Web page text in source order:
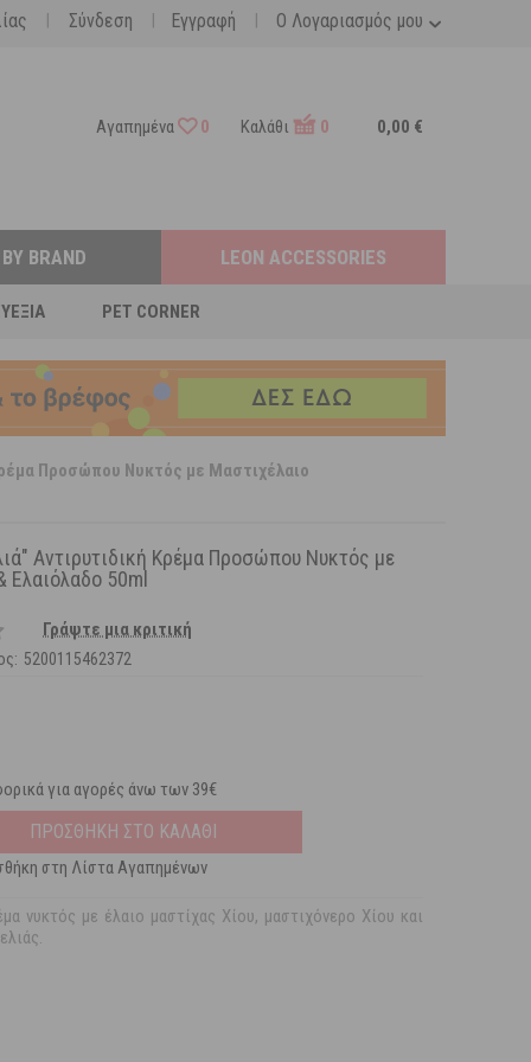
Ο Λογαριασμός μου
| Σύνδεση | Εγγραφή |
Αγαπημένα 0 Καλάθι 0 0,00 €
PET CORNER
BRAND LEON ACCESSORIES
Προσώπου Νυκτός με Μαστιχέλαιο
Αντιρυτιδική Κρέμα Προσώπου Νυκτός με
Ελαιόλαδο 50ml
Γράψτε μια κριτική
5200115462372
για αγορές άνω των 39€
ΠΡΟΣΘΗΚΗ ΣΤΟ ΚΑΛΑΘΙ
στη Λίστα Αγαπημένων
νυκτός με έλαιο μαστίχας Χίου, μαστιχόνερο Χίου και